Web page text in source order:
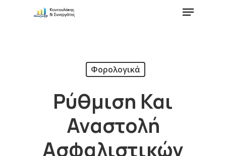
Φορολογικά
Ρύθμιση Και
Αναστολή
Ασφαλιστικών